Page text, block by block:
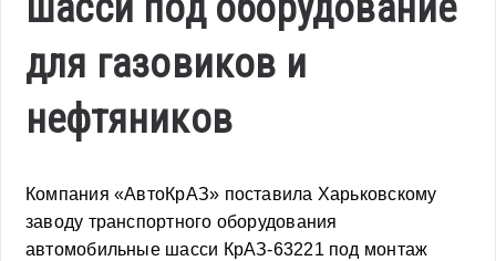
для газовиков и
нефтяников
Компания «АвтоКрАЗ» поставила Харьковскому
заводу транспортного оборудования
автомобильные шасси КрАЗ-63221 под монтаж